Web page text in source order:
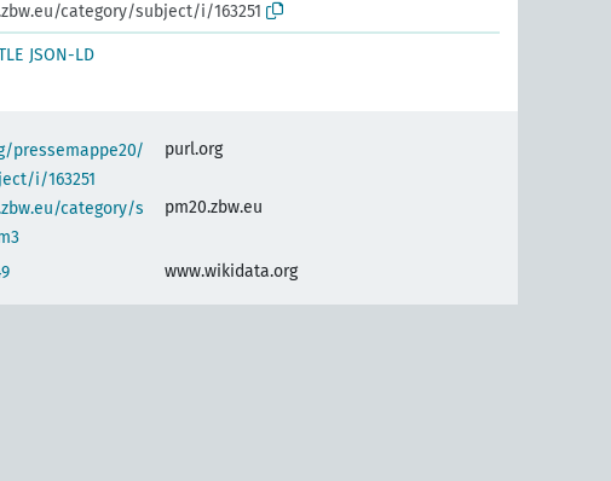
category/subject/i/163251
JSON-LD
pressemappe20/
i/163251
purl.org
category/s
pm20.zbw.eu
www.wikidata.org